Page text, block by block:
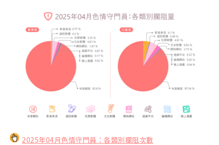
2025年04月色情守門員：各類別攔阻次數